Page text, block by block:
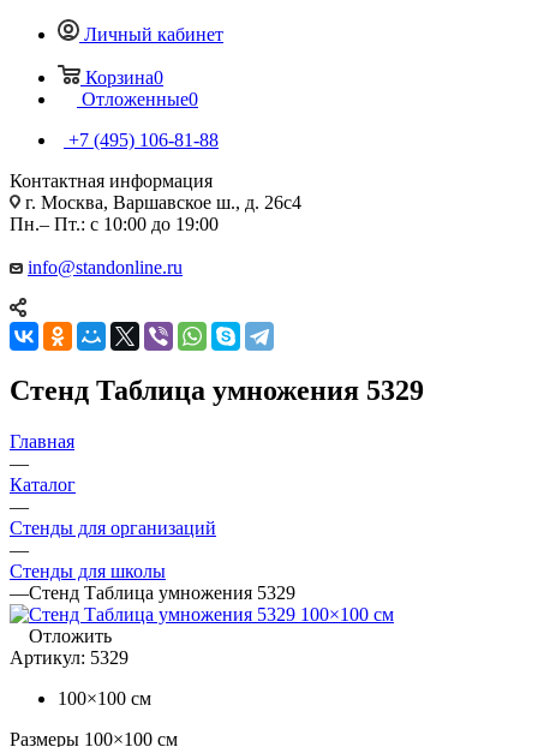
Личный кабинет
Корзина0
Отложенные0
+7 (495) 106-81-88
Контактная информация
г. Москва, Варшавское ш., д. 26с4
Пн.– Пт.: с 10:00 до 19:00
info@standonline.ru
Стенд Таблица умножения 5329
Главная
—
Каталог
—
Стенды для организаций
—
Стенды для школы
—Стенд Таблица умножения 5329
Отложить
Артикул: 5329
100×100 см
Размеры 100×100 см